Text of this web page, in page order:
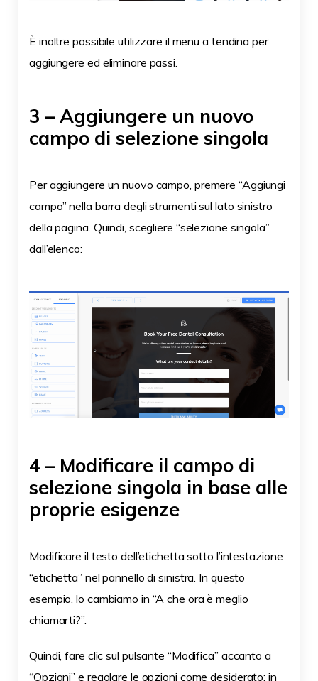
È inoltre possibile utilizzare il menu a tendina per
aggiungere ed eliminare passi.
3 – Aggiungere un nuovo
campo di selezione singola
Per aggiungere un nuovo campo, premere “Aggiungi
campo” nella barra degli strumenti sul lato sinistro
della pagina. Quindi, scegliere “selezione singola”
dall’elenco:
4 – Modificare il campo di
selezione singola in base alle
proprie esigenze
Modificare il testo dell’etichetta sotto l’intestazione
“etichetta” nel pannello di sinistra. In questo
esempio, lo cambiamo in “A che ora è meglio
chiamarti?”.
Quindi, fare clic sul pulsante “Modifica” accanto a
“Opzioni” e regolare le opzioni come desiderato: in